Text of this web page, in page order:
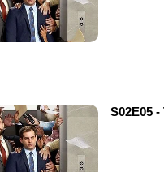
S02E05